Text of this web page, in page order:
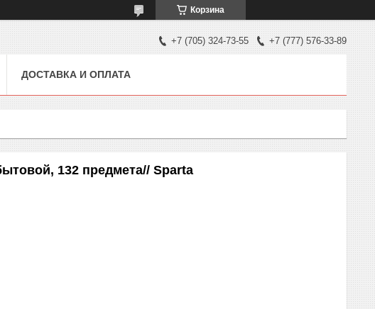
Корзина
+7 (705) 324-73-55 +7 (777) 576-33-89
ДОСТАВКА И ОПЛАТА
132 предмета// Sparta